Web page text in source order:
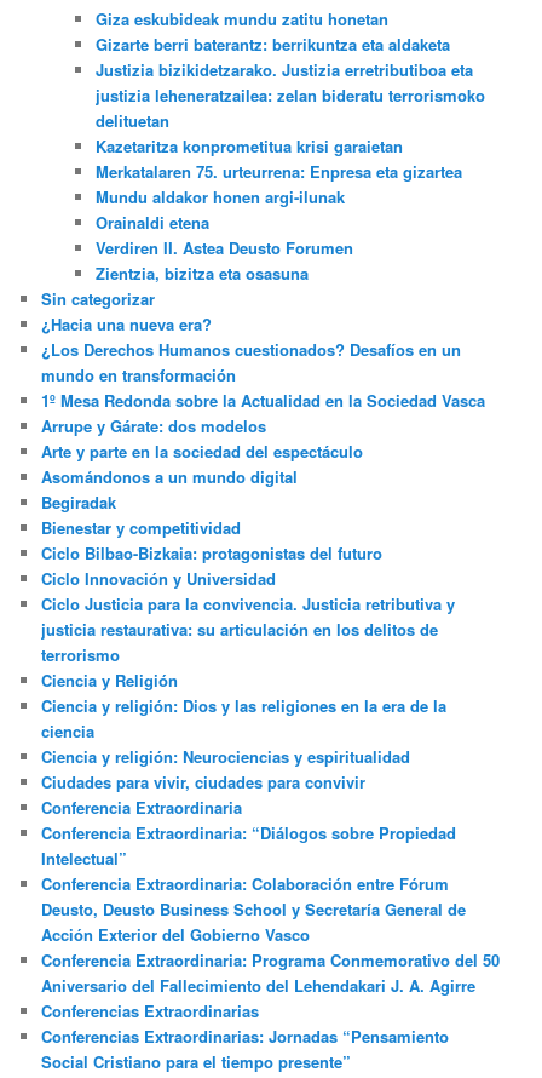
Giza eskubideak mundu zatitu honetan
Gizarte berri baterantz: berrikuntza eta aldaketa
Justizia bizikidetzarako. Justizia erretributiboa eta
justizia leheneratzailea: zelan bideratu terrorismoko
delituetan
Kazetaritza konprometitua krisi garaietan
Merkatalaren 75. urteurrena: Enpresa eta gizartea
Mundu aldakor honen argi-ilunak
Orainaldi etena
Verdiren II. Astea Deusto Forumen
Zientzia, bizitza eta osasuna
Sin categorizar
¿Hacia una nueva era?
¿Los Derechos Humanos cuestionados? Desafíos en un
mundo en transformación
1º Mesa Redonda sobre la Actualidad en la Sociedad Vasca
Arrupe y Gárate: dos modelos
Arte y parte en la sociedad del espectáculo
Asomándonos a un mundo digital
Begiradak
Bienestar y competitividad
Ciclo Bilbao-Bizkaia: protagonistas del futuro
Ciclo Innovación y Universidad
Ciclo Justicia para la convivencia. Justicia retributiva y
justicia restaurativa: su articulación en los delitos de
terrorismo
Ciencia y Religión
Ciencia y religión: Dios y las religiones en la era de la
ciencia
Ciencia y religión: Neurociencias y espiritualidad
Ciudades para vivir, ciudades para convivir
Conferencia Extraordinaria
Conferencia Extraordinaria: “Diálogos sobre Propiedad
Intelectual”
Conferencia Extraordinaria: Colaboración entre Fórum
Deusto, Deusto Business School y Secretaría General de
Acción Exterior del Gobierno Vasco
Conferencia Extraordinaria: Programa Conmemorativo del 50
Aniversario del Fallecimiento del Lehendakari J. A. Agirre
Conferencias Extraordinarias
Conferencias Extraordinarias: Jornadas “Pensamiento
Social Cristiano para el tiempo presente”